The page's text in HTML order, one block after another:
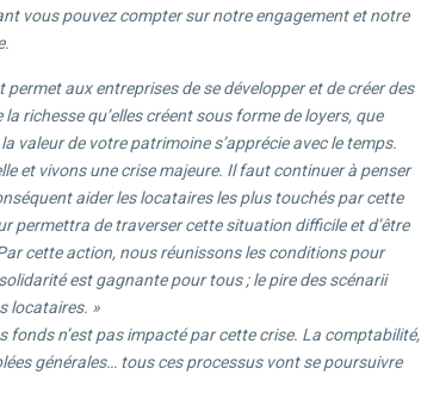
vous pouvez compter sur notre engagement et notre
aux entreprises de se développer et de créer des
richesse qu’elles créent sous forme de loyers, que
valeur de votre patrimoine s’apprécie avec le temps.
et vivons une crise majeure. Il faut continuer à penser
aider les locataires les plus touchés par cette
permettra de traverser cette situation difficile et d’être
cette action, nous réunissons les conditions pour
est gagnante pour tous ; le pire des scénarii
locataires. »
n’est pas impacté par cette crise. La comptabilité,
générales… tous ces processus vont se poursuivre